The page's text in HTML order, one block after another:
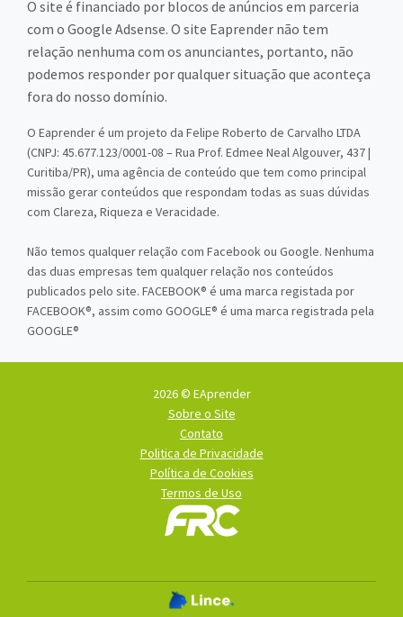
O site é financiado por blocos de anúncios em parceria
com o Google Adsense. O site Eaprender não tem
relação nenhuma com os anunciantes, portanto, não
podemos responder por qualquer situação que aconteça
fora do nosso domínio.
O Eaprender é um projeto da Felipe Roberto de Carvalho LTDA
(CNPJ: 45.677.123/0001-08 – Rua Prof. Edmee Neal Algouver, 437 |
Curitiba/PR), uma agência de conteúdo que tem como principal
missão gerar conteúdos que respondam todas as suas dúvidas
com Clareza, Riqueza e Veracidade.
Não temos qualquer relação com Facebook ou Google. Nenhuma
das duas empresas tem qualquer relação nos conteúdos
publicados pelo site. FACEBOOK® é uma marca registada por
FACEBOOK®, assim como GOOGLE® é uma marca registrada pela
GOOGLE®
2026 © EAprender
Sobre o Site
Contato
Politica de Privacidade
Política de Cookies
Termos de Uso